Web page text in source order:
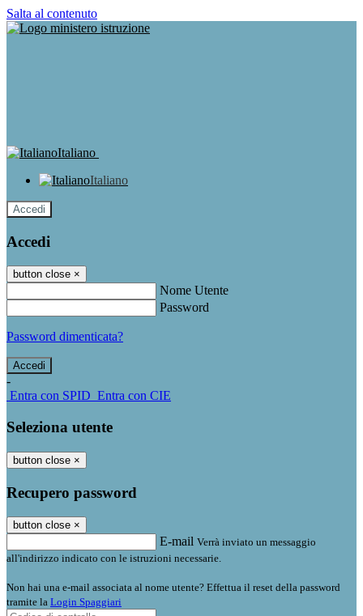
Salta al contenuto
Italiano
Italiano
Accedi
Accedi
button close ×
Nome Utente
Password
Password dimenticata?
-
Entra con SPID Entra con CIE
Seleziona utente
button close ×
Recupero password
button close ×
E-mail Verrà inviato un messaggio
all'indirizzo indicato con le istruzioni necessarie.
Non hai una e-mail associata al nome utente? Effettua il reset della password
tramite la Login Spaggiari